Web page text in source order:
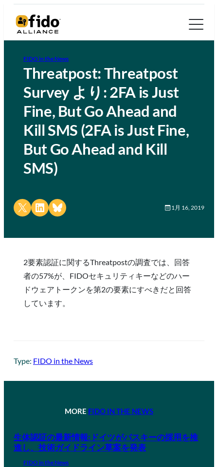
FIDO in the News
Threatpost: Threatpost
Survey より: 2FA is Just
Fine, But Go Ahead and
Kill SMS (2FA is Just Fine,
But Go Ahead and Kill
SMS)
Share on X Share on LinkedIn
Share on Bluesky 1月 16, 2019
2要素認証に関するThreatpostの調査では、回答
者の57%が、FIDOセキュリティキーなどのハー
ドウェアトークンを第2の要素にすべきだと回答
しています。
Type: FIDO in the News
MORE FIDO IN THE NEWS
生体認証の最新情報:ドイツがパスキーの採用を推
進し、技術ガイドライン草案を発表
FIDO in the News